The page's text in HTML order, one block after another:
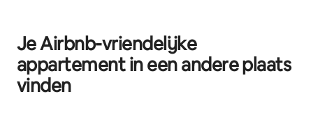
Je Airbnb-vriendelijke
appartement in een andere plaats
vinden